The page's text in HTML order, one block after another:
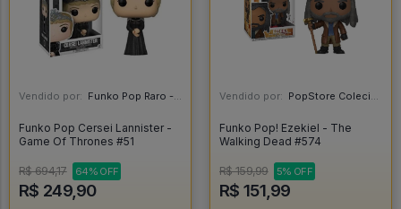
Vendido por: Funko Pop Raro - SP
Funko Pop Cersei Lannister -
Game Of Thrones #51
R$ 694,17 64% OFF
R$ 249,90
Vendido por: PopStore Colecionáveis - MG
Funko Pop! Ezekiel - The
Walking Dead #574
R$ 159,99 5% OFF
R$ 151,99